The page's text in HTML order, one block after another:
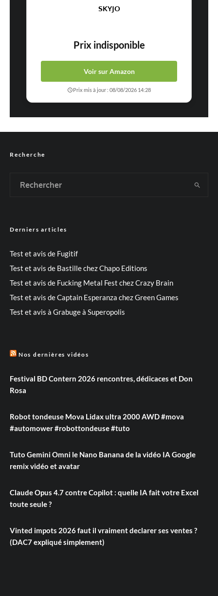
SKYJO
Prix indisponible
Voir sur Amazon
Prix mis à jour : 08/08/2026 14:28
Recherche
Derniers articles
Test et avis de Fugitif
Test et avis de Bastille chez Chapo Editions
Test et avis de Fucking Metal Fest chez Crazy Brain
Test et avis de Captain Esperanza chez Green Games
Test et avis à Grabuge à Superopolis
Nos dernières vidéos
Festival BD Contern 2026 rencontres, dédicaces et Don
Rosa
Robot tondeuse Mova Lidax ultra 2000 AWD #mova
#automower #robottondeuse #tuto
Tuto Gemini Omni le Nano Banana de la vidéo IA Google
remix vidéo et avatar
Claude Opus 4.7 contre Copilot : quelle IA fait votre Excel
toute seule ?
Vinted impots 2026 faut il vraiment declarer ses ventes ?
(DAC7 expliqué simplement)